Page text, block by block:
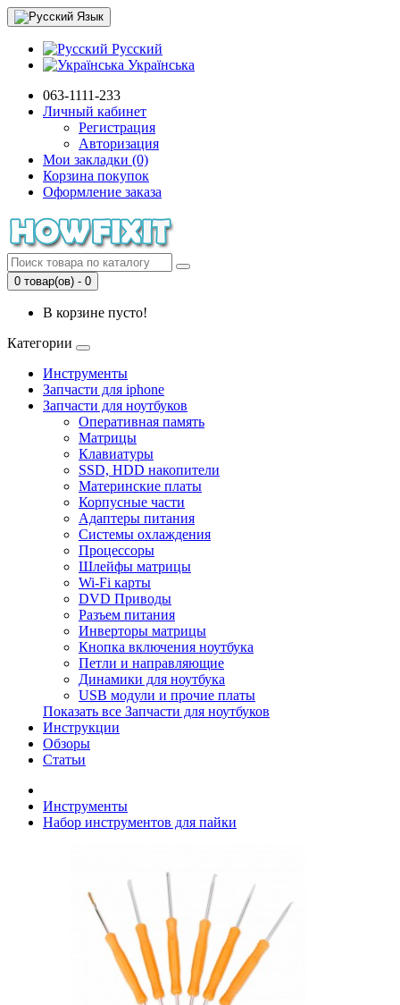
Язык
Русский
Українська
063-1111-233
Личный кабинет
Регистрация
Авторизация
Мои закладки (0)
Корзина покупок
Оформление заказа
0 товар(ов) - 0
В корзине пусто!
Категории
Инструменты
Запчасти для iphone
Запчасти для ноутбуков
Оперативная память
Матрицы
Клавиатуры
SSD, HDD накопители
Материнские платы
Корпусные части
Адаптеры питания
Системы охлаждения
Процессоры
Шлейфы матрицы
Wi-Fi карты
DVD Приводы
Разъем питания
Инверторы матрицы
Кнопка включения ноутбука
Петли и направляющие
Динамики для ноутбука
USB модули и прочие платы
Показать все Запчасти для ноутбуков
Инструкции
Обзоры
Статьи
Инструменты
Набор инструментов для пайки